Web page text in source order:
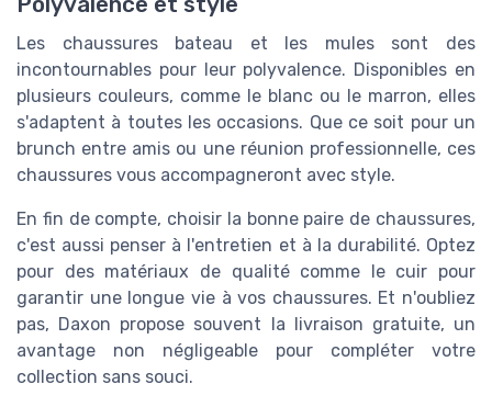
Les chaussures bateau et les mules sont des
incontournables pour leur polyvalence. Disponibles en
plusieurs couleurs, comme le blanc ou le marron, elles
s'adaptent à toutes les occasions. Que ce soit pour un
brunch entre amis ou une réunion professionnelle, ces
chaussures vous accompagneront avec style.
En fin de compte, choisir la bonne paire de chaussures,
c'est aussi penser à l'entretien et à la durabilité. Optez
pour des matériaux de qualité comme le cuir pour
garantir une longue vie à vos chaussures. Et n'oubliez
pas, Daxon propose souvent la livraison gratuite, un
avantage non négligeable pour compléter votre
collection sans souci.